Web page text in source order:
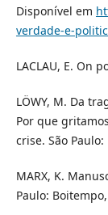
Disponível em
verdade-e-
LACLAU, E. On
LÖWY, M. Da
Por que
crise. São
MARX, K.
Paulo: